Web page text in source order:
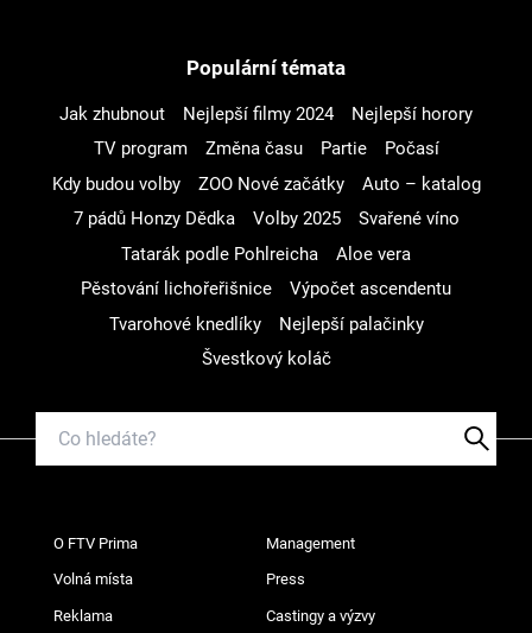
Populární témata
Jak zhubnout Nejlepší filmy 2024
Nejlepší horory
TV program
Změna času Partie
Počasí
Kdy budou volby
ZOO Nové začátky
Auto – katalog
7 pádů Honzy Dědka
Volby 2025
Svařené víno
Tatarák podle Pohlreicha
Aloe vera
Pěstování lichořeřišnice
Výpočet ascendentu
Tvarohové knedlíky
Nejlepší palačinky
Švestkový koláč
O FTV Prima Management
Volná místa Press
Reklama Castingy a výzvy